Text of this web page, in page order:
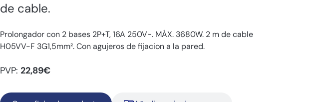
de cable.
Prolongador con 2 bases 2P+T, 16A 250V~. MÁX. 3680W. 2 m de cable
H05VV-F 3G1,5mm². Con agujeros de fijacion a la pared.
PVP: 22,89€